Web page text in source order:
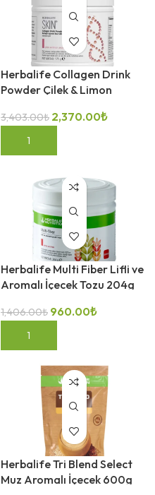
Herbalife Collagen Drink
Powder Çilek & Limon
3,403.00₺ 2,370.00₺
SEPETE EKLE
-32%
Herbalife Multi Fiber Lifli ve
Aromalı İçecek Tozu 204g
1,406.00₺ 960.00₺
SEPETE EKLE
-32%
Herbalife Tri Blend Select
Muz Aromalı İçecek 600g